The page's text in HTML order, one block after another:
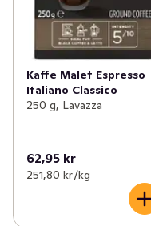
Kaffe Malet Espresso
Italiano Classico
250 g, Lavazza
62,95 kr
251,80 kr /kg